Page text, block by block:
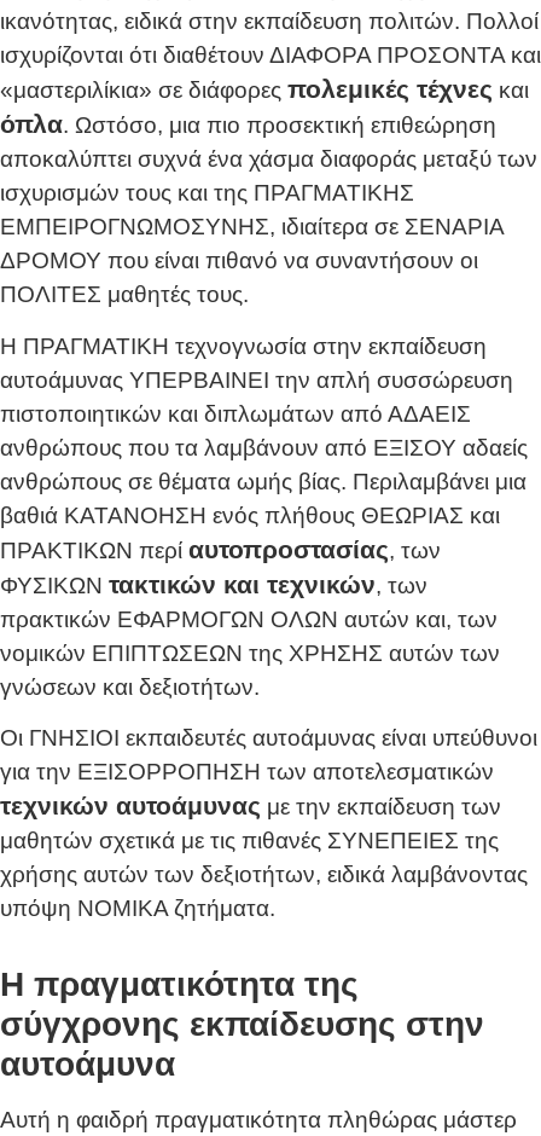
ικανότητας, ειδικά στην εκπαίδευση πολιτών. Πολλοί
ισχυρίζονται ότι διαθέτουν ΔΙΑΦΟΡΑ ΠΡΟΣΟΝΤΑ και
«μαστεριλίκια» σε διάφορες πολεμικές τέχνες και
όπλα. Ωστόσο, μια πιο προσεκτική επιθεώρηση
αποκαλύπτει συχνά ένα χάσμα διαφοράς μεταξύ των
ισχυρισμών τους και της ΠΡΑΓΜΑΤΙΚΗΣ
ΕΜΠΕΙΡΟΓΝΩΜΟΣΥΝΗΣ, ιδιαίτερα σε ΣΕΝΑΡΙΑ
ΔΡΟΜΟΥ που είναι πιθανό να συναντήσουν οι
ΠΟΛΙΤΕΣ μαθητές τους.
Η ΠΡΑΓΜΑΤΙΚΗ τεχνογνωσία στην εκπαίδευση
αυτοάμυνας ΥΠΕΡΒΑΙΝΕΙ την απλή συσσώρευση
πιστοποιητικών και διπλωμάτων από ΑΔΑΕΙΣ
ανθρώπους που τα λαμβάνουν από ΕΞΙΣΟΥ αδαείς
ανθρώπους σε θέματα ωμής βίας. Περιλαμβάνει μια
βαθιά ΚΑΤΑΝΟΗΣΗ ενός πλήθους ΘΕΩΡΙΑΣ και
ΠΡΑΚΤΙΚΩΝ περί αυτοπροστασίας, των
ΦΥΣΙΚΩΝ τακτικών και τεχνικών, των
πρακτικών ΕΦΑΡΜΟΓΩΝ ΟΛΩΝ αυτών και, των
νομικών ΕΠΙΠΤΩΣΕΩΝ της ΧΡΗΣΗΣ αυτών των
γνώσεων και δεξιοτήτων.
Οι ΓΝΗΣΙΟΙ εκπαιδευτές αυτοάμυνας είναι υπεύθυνοι
για την ΕΞΙΣΟΡΡΟΠΗΣΗ των αποτελεσματικών
τεχνικών αυτοάμυνας με την εκπαίδευση των
μαθητών σχετικά με τις πιθανές ΣΥΝΕΠΕΙΕΣ της
χρήσης αυτών των δεξιοτήτων, ειδικά λαμβάνοντας
υπόψη ΝΟΜΙΚΑ ζητήματα.
Η πραγματικότητα της
σύγχρονης εκπαίδευσης στην
αυτοάμυνα
Αυτή η φαιδρή πραγματικότητα πληθώρας μάστερ